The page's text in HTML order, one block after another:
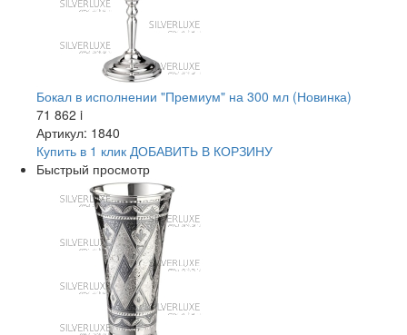
Бокал в исполнении "Премиум" на 300 мл (Новинка)
71 862 i
Артикул: 1840
Купить в 1 клик ДОБАВИТЬ В КОРЗИНУ
Быстрый просмотр